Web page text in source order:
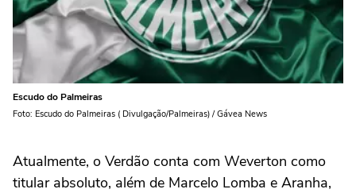
Escudo do Palmeiras
Foto: Escudo do Palmeiras ( Divulgação/Palmeiras) / Gávea News
Atualmente, o Verdão conta com Weverton como
titular absoluto, além de Marcelo Lomba e Aranha,